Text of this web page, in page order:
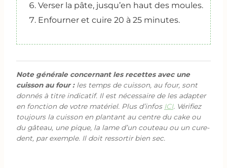
Verser la pâte, jusqu’en haut des moules.
Enfourner et cuire 20 à 25 minutes.
Note générale concernant les recettes avec une
cuisson au four :les temps de cuisson, au four, sont
donnés à titre indicatif. Il est nécessaire de les adapter
en fonction de votre matériel. Plus d’infos ICI. Vérifiez
toujours la cuisson en plantant au centre du cake ou
du gâteau, une pique, la lame d’un couteau ou un cure-
dent, par exemple. Il doit ressortir bien sec.